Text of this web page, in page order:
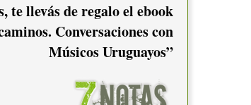
te llevás de regalo el ebook
Conversaciones con
Músicos Uruguayos”